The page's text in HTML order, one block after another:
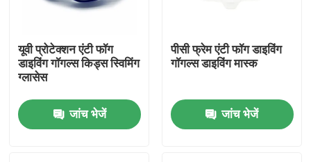
कारखाना भ्रमण
संपर्क करें
समाचार
यूवी प्रोटेक्शन एंटी फॉग
डाइविंग गॉगल्स किड्स स्विमिंग
ग्लासेस
जांच भेजें
पीसी फ्रेम एंटी फॉग डाइविंग
गॉगल्स डाइविंग मास्क
जांच भेजें